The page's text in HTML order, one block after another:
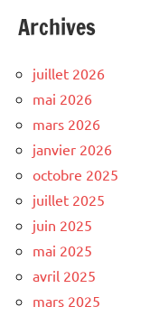
Archives
juillet 2026
mai 2026
mars 2026
janvier 2026
octobre 2025
juillet 2025
juin 2025
mai 2025
avril 2025
mars 2025